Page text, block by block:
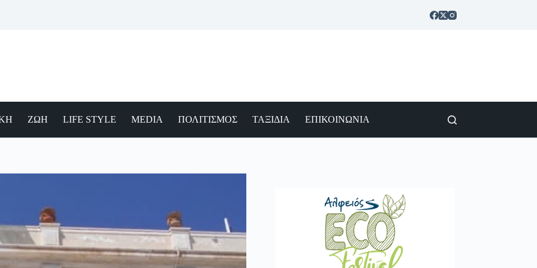
ΖΩΗ LIFE STYLE MEDIA ΠΟΛΙΤΙΣΜΟΣ ΤΑΞΙΔΙΑ ΕΠΙΚΟΙΝΩΝΙΑ